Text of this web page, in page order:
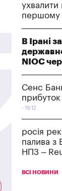
першому
В Ірані
NIOC
Сенс
прибуток
19:12
росія
палива з
НПЗ –
ВСІ НОВИНИ